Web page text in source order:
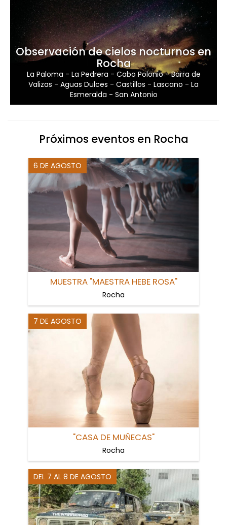
Observación de cielos nocturnos en
Rocha
La Paloma - La Pedrera - Cabo Polonio-Barra de
Valizas - Aguas Dulces - Castillos - Lascano - La
Esmeralda - San Antonio
Próximos eventos en Rocha
6 DE AGOSTO
MUESTRA "MAESTRA HEBE ROSA"
Rocha
7 DE AGOSTO
"CASA DE MUÑECAS"
Rocha
DEL 7 AL 8 DE AGOSTO